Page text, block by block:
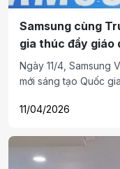
Samsung cùng
gia thúc đẩy giáo
Ngày 11/4, Samsung
mới sáng tạo Quốc
diện của Thứ trưởng
11/04/2026